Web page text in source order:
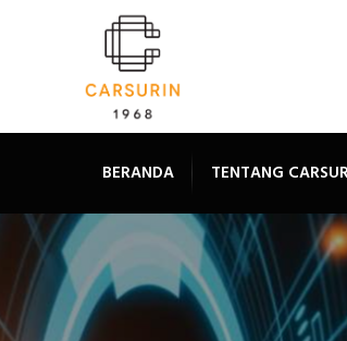
BERANDA TENTANG